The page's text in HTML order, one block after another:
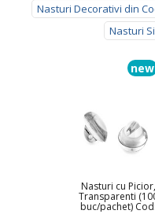
Nasturi Decorativi din
Nasturi
new
Nasturi cu Picior,
Transparenti
buc/pachet) Cod: